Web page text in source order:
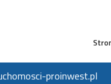
proinwest.pl